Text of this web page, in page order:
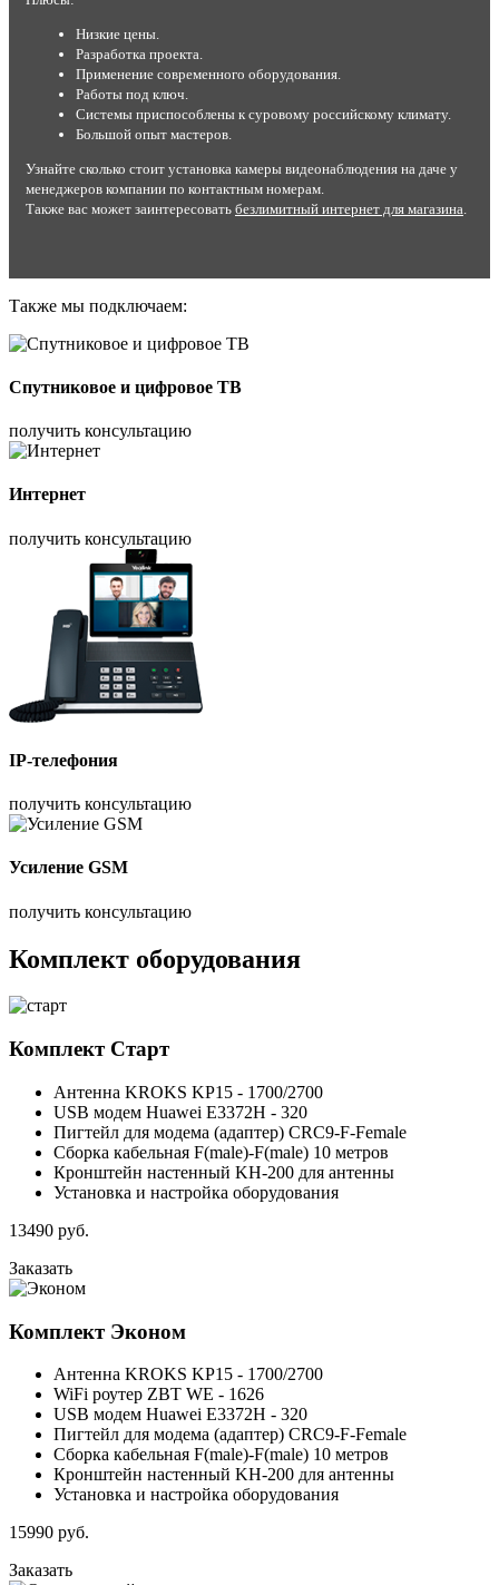
Низкие цены.
Разработка проекта.
Применение современного оборудования.
Работы под ключ.
Системы приспособлены к суровому российскому климату.
Большой опыт мастеров.
Узнайте сколько стоит установка камеры видеонаблюдения на даче у
менеджеров компании по контактным номерам.
Также вас может заинтересовать безлимитный интернет для магазина
Также мы подключаем:
Спутниковое и цифровое ТВ
получить консультацию
Интернет
получить консультацию
IP-телефония
получить консультацию
Усиление GSM
получить консультацию
Комплект оборудования
Комплект Старт
Антенна KROKS KP15 - 1700/2700
USB модем Huawei E3372H - 320
Пигтейл для модема (адаптер) CRC9-F-Female
Сборка кабельная F(male)-F(male) 10 метров
Кронштейн настенный KH-200 для антенны
Установка и настройка оборудования
13490 руб.
Заказать
Комплект Эконом
Антенна KROKS KP15 - 1700/2700
WiFi роутер ZBT WE - 1626
USB модем Huawei E3372H - 320
Пигтейл для модема (адаптер) CRC9-F-Female
Сборка кабельная F(male)-F(male) 10 метров
Кронштейн настенный KH-200 для антенны
Установка и настройка оборудования
15990 руб.
Заказать